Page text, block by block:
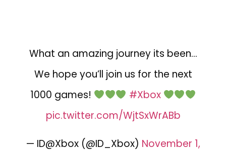
What an amazing journey its been…
We hope you’ll join us for the next
1000 games!
#Xbox
pic.twitter.com/WjtSxWrABb
— ID@Xbox (@ID_Xbox) November 1,